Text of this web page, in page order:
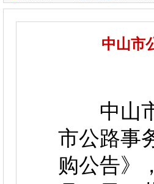
中山市
中山市
市公路事
购公告》